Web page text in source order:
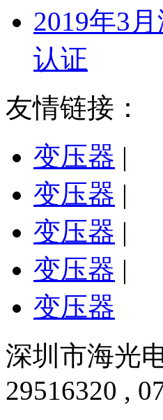
2019年3
认证
友情链接：
变压器 |
变压器 |
变压器 |
变压器 |
变压器
深圳市海光
29516320 ,